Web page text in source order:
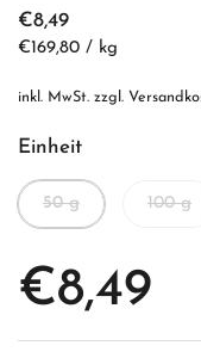
€8,49
€169,80 / kg
inkl. MwSt. zzgl.
Einheit
50 g 100 g
€8,49